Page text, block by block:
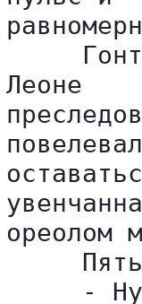
Леоне
ореолом
-